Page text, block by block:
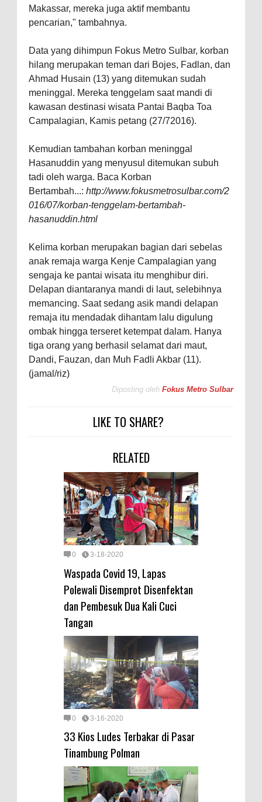
Makassar, mereka juga aktif membantu
pencarian," tambahnya.
Data yang dihimpun Fokus Metro Sulbar, korban
hilang merupakan teman dari Bojes, Fadlan, dan
Ahmad Husain (13) yang ditemukan sudah
meninggal. Mereka tenggelam saat mandi di
kawasan destinasi wisata Pantai Baqba Toa
Campalagian, Kamis petang (27/72016).
Kemudian tambahan korban meninggal
Hasanuddin yang menyusul ditemukan subuh
tadi oleh warga. Baca Korban
Bertambah...: http://www.fokusmetrosulbar.com/2
016/07/korban-tenggelam-bertambah-
hasanuddin.html
Kelima korban merupakan bagian dari sebelas
anak remaja warga Kenje Campalagian yang
sengaja ke pantai wisata itu menghibur diri.
Delapan diantaranya mandi di laut, selebihnya
memancing. Saat sedang asik mandi delapan
remaja itu mendadak dihantam lalu digulung
ombak hingga terseret ketempat dalam. Hanya
tiga orang yang berhasil selamat dari maut,
Dandi, Fauzan, dan Muh Fadli Akbar (11).
(jamal/riz)
Diposting oleh Fokus Metro Sulbar
LIKE TO SHARE?
RELATED
0 3-18-2020
Waspada Covid 19, Lapas
Polewali Disemprot Disenfektan
dan Pembesuk Dua Kali Cuci
Tangan
0 3-16-2020
33 Kios Ludes Terbakar di Pasar
Tinambung Polman